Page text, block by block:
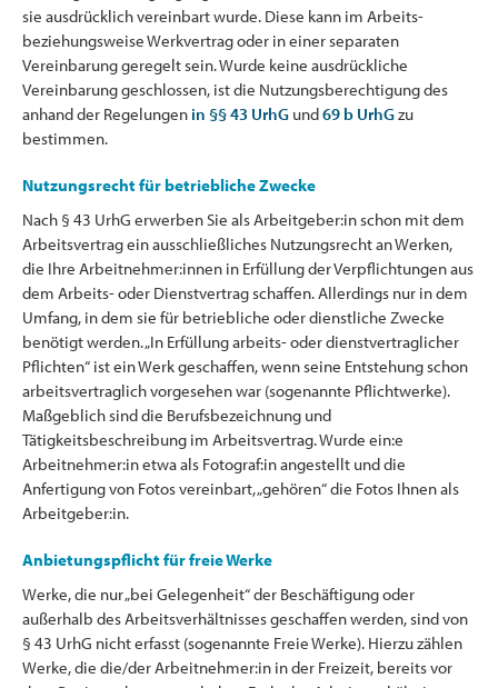
sie ausdrücklich vereinbart wurde. Diese kann im Arbeits-
beziehungsweise Werkvertrag oder in einer separaten
Vereinbarung geregelt sein. Wurde keine ausdrückliche
Vereinbarung geschlossen, ist die Nutzungsberechtigung des
anhand der Regelungen in §§ 43 UrhG und69 b UrhGzu
bestimmen.
Nutzungsrecht für betriebliche Zwecke
Nach § 43 UrhG erwerben Sie als Arbeitgeber:in schon mit dem
Arbeitsvertrag ein ausschließliches Nutzungsrecht an Werken,
die Ihre Arbeitnehmer:innen in Erfüllung der Verpflichtungen aus
dem Arbeits- oder Dienstvertrag schaffen. Allerdings nur in dem
Umfang, in dem sie für betriebliche oder dienstliche Zwecke
benötigt werden. „In Erfüllung arbeits- oder dienstvertraglicher
Pflichten“ ist ein Werk geschaffen, wenn seine Entstehung schon
arbeitsvertraglich vorgesehen war (sogenannte Pflichtwerke).
Maßgeblich sind die Berufsbezeichnung und
Tätigkeitsbeschreibung im Arbeitsvertrag. Wurde ein:e
Arbeitnehmer:in etwa als Fotograf:in angestellt und die
Anfertigung von Fotos vereinbart, „gehören“ die Fotos Ihnen als
Arbeitgeber:in.
Anbietungspflicht für freie Werke
Werke, die nur „bei Gelegenheit“ der Beschäftigung oder
außerhalb des Arbeitsverhältnisses geschaffen werden, sind von
§ 43 UrhG nicht erfasst (sogenannte Freie Werke). Hierzu zählen
Werke, die die/der Arbeitnehmer:in in der Freizeit, bereits vor